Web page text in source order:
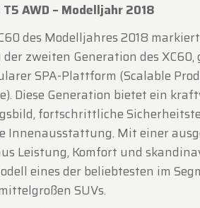
AWD – Modelljahr 2018
des Modelljahres 2018
zweiten Generation des
SPA-Plattform (Scalable
Diese Generation bietet ein
fortschrittliche
Innenausstattung. Mit einer
Leistung, Komfort und
eines der beliebtesten im
SUVs.
×
des
einschließlich
geöffnet.